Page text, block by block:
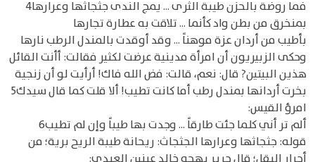
فما روضة بالحزن طيبة الثرى ... يمج الندى جثجاثها وعرارها4
بمنخرق من بطن واد كأنما ... تلاقت به عطارة تجارها
بأطيب من أردان عزة موهناً ... وقد أوقدت بالمندل الرطب نارها
وحكى الزبيريون أن امرأة مدينية عرضت لكثير فقالت: أأنت القائل
هذين البيتين? قال: نعم، قالت: فض الله فاك! أرأيت لو أن زنجية
بخرت أردانها بمندل رطب أما كانت تطيب! ألا قلت كما قال سيدك5
امرؤ القيس:
ألم تر أني كلما جئت طارقاً ... وجدت بها طيباً وإن لم تطيب6
قوله: جثجاثها وعرارها الجثجاث: ريحانة طيبة الريح برية؛ من